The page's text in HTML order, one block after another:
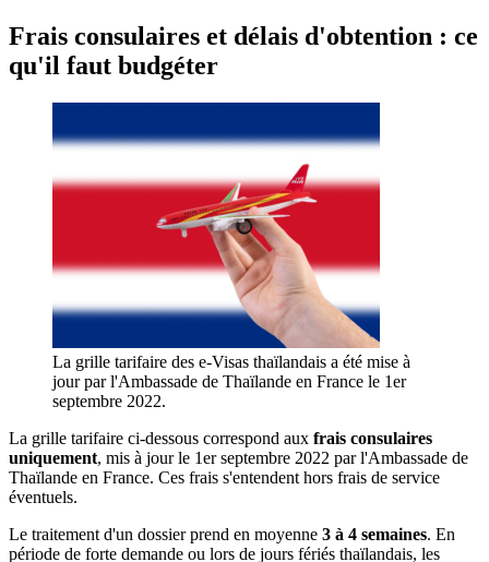
Frais consulaires et délais d'obtention : ce
qu'il faut budgéter
La grille tarifaire des e-Visas thaïlandais a été mise à
jour par l'Ambassade de Thaïlande en France le 1er
septembre 2022.
La grille tarifaire ci-dessous correspond aux frais consulaires
uniquement, mis à jour le 1er septembre 2022 par l'Ambassade de
Thaïlande en France. Ces frais s'entendent hors frais de service
éventuels.
Le traitement d'un dossier prend en moyenne 3 à 4 semaines. En
période de forte demande ou lors de jours fériés thaïlandais, les